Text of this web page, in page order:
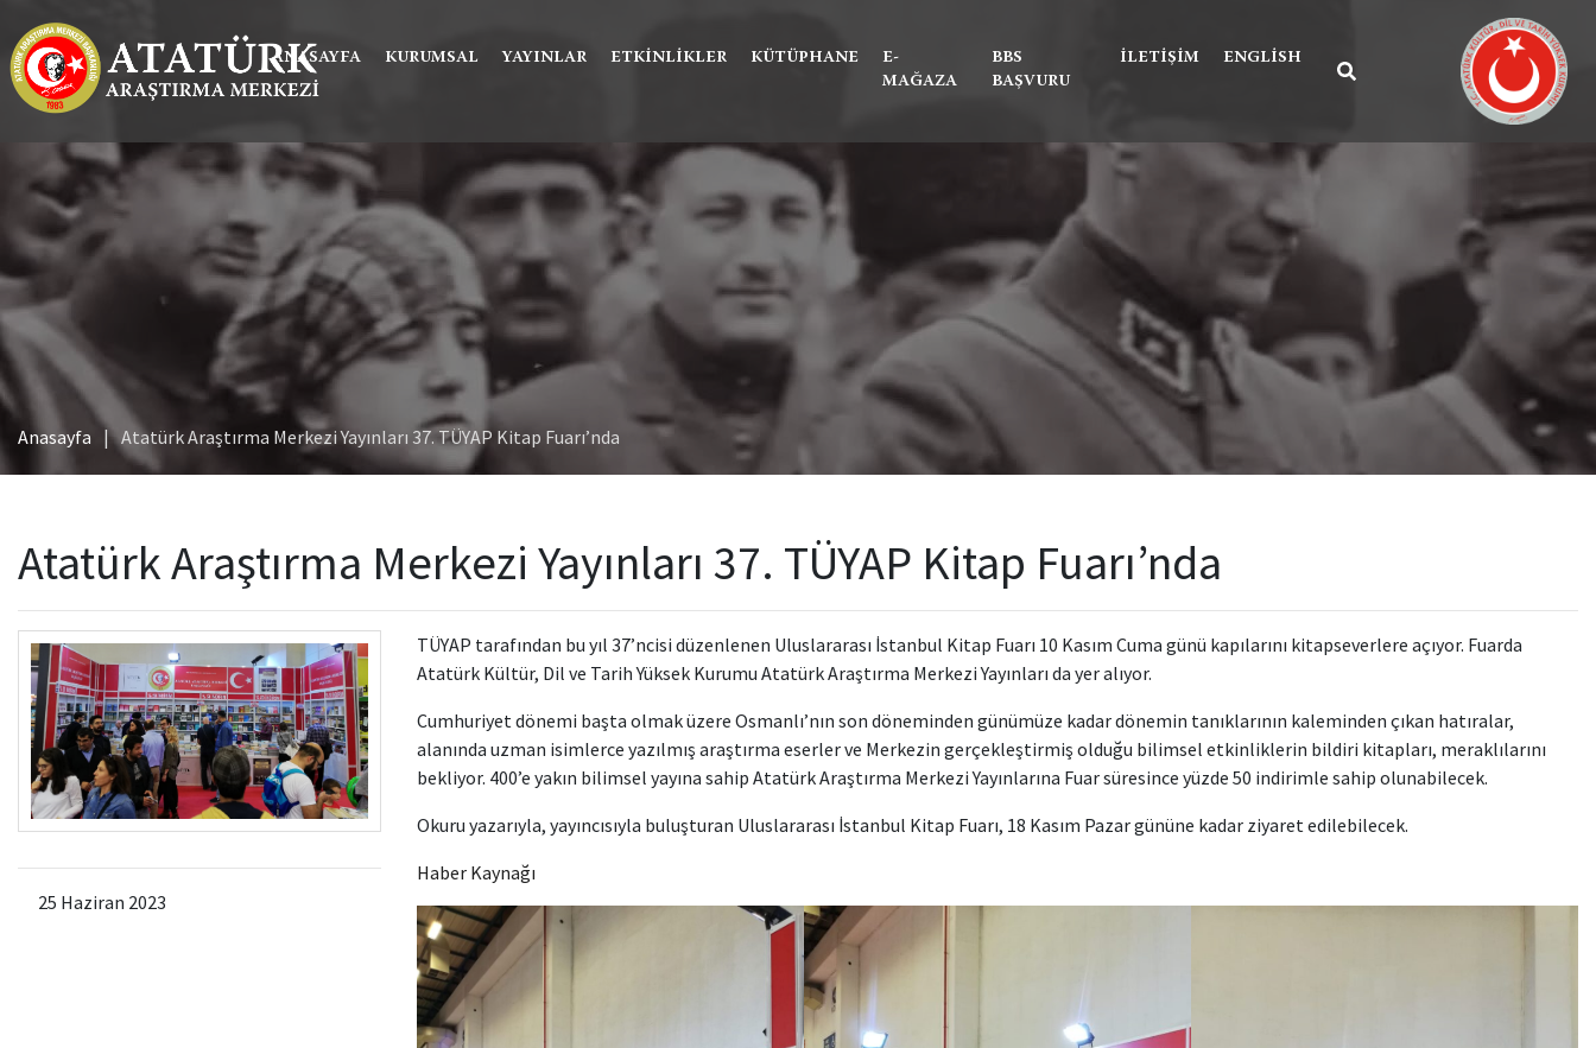
ANASAYFA KURUMSAL YAYINLAR ETKINLIKLER KÜTÜPHANE
E-
MAĞAZA
BBS
BAŞVURU
İLETIŞIM ENGLISH
Anasayfa Atatürk Araştırma Merkezi Yayınları 37. TÜYAP Kitap Fuarı’nda
Atatürk Araştırma Merkezi Yayınları 37. TÜYAP Kitap Fuarı’nda
25 Haziran 2023
TÜYAP tarafından bu yıl 37’ncisi düzenlenen Uluslararası İstanbul Kitap Fuarı 10 Kasım Cuma günü kapılarını kitapseverlere açıyor. Fuarda
Atatürk Kültür, Dil ve Tarih Yüksek Kurumu Atatürk Araştırma Merkezi Yayınları da yer alıyor.
Cumhuriyet dönemi başta olmak üzere Osmanlı’nın son döneminden günümüze kadar dönemin tanıklarının kaleminden çıkan hatıralar,
alanında uzman isimlerce yazılmış araştırma eserler ve Merkezin gerçekleştirmiş olduğu bilimsel etkinliklerin bildiri kitapları, meraklılarını
bekliyor. 400’e yakın bilimsel yayına sahip Atatürk Araştırma Merkezi Yayınlarına Fuar süresince yüzde 50 indirimle sahip olunabilecek.
Okuru yazarıyla, yayıncısıyla buluşturan Uluslararası İstanbul Kitap Fuarı, 18 Kasım Pazar gününe kadar ziyaret edilebilecek.
Haber Kaynağı